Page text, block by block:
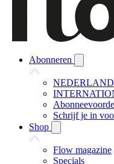
Abonneren
NEDERLAND
Schrijf je in
Shop
Flow magazine
Specials